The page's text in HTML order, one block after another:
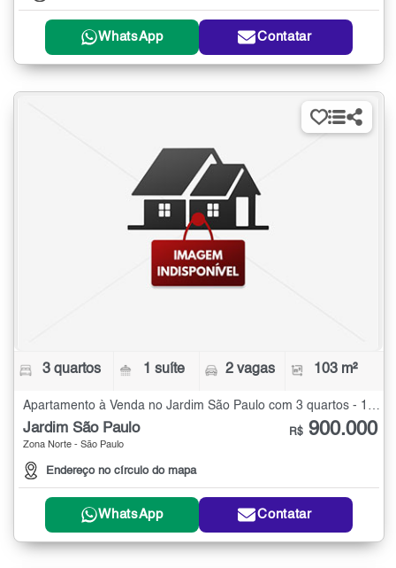
WhatsApp Contatar
3 quartos 1 suíte 2 vagas 103 m²
Jardim São Paulo
Zona Norte - São Paulo
Endereço no círculo do mapa
R$ 900.000
WhatsApp Contatar